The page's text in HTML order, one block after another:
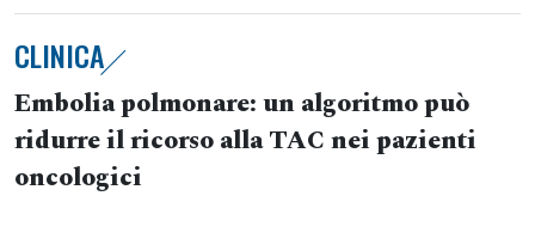
CLINICA
Embolia polmonare: un algoritmo può
ridurre il ricorso alla TAC nei pazienti
oncologici